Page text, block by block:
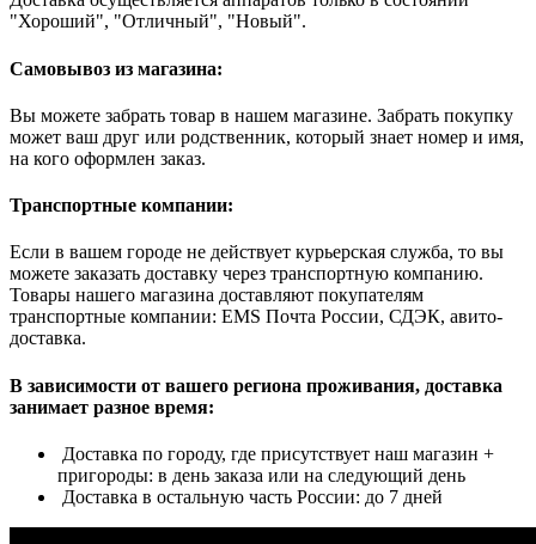
"Хороший", "Отличный", "Новый".
Самовывоз из магазина:
Вы можете забрать товар в нашем магазине. Забрать покупку
может ваш друг или родственник, который знает номер и имя,
на кого оформлен заказ.
Транспортные компании:
Если в вашем городе не действует курьерская служба, то вы
можете заказать доставку через транспортную компанию.
Товары нашего магазина доставляют покупателям
транспортные компании: EMS Почта России, СДЭК, авито-
доставка.
В зависимости от вашего региона проживания, доставка
занимает разное время:
Доставка по городу, где присутствует наш магазин +
пригороды: в день заказа или на следующий день
Доставка в остальную часть России: до 7 дней